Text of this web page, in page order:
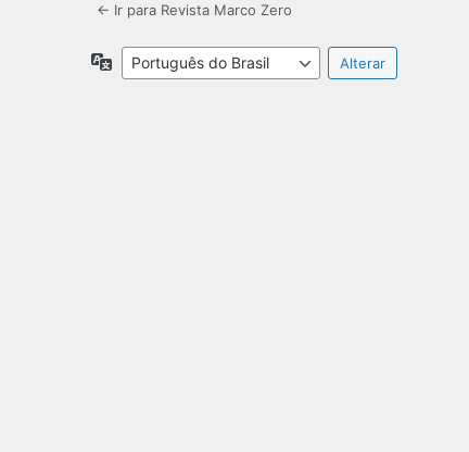
← Ir para Revista Marco Zero
Idioma